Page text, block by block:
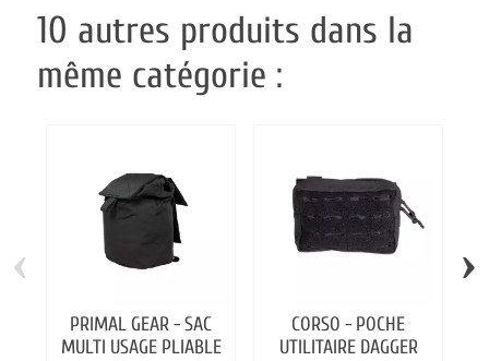
10 autres produits dans la
même catégorie :
PRIMAL GEAR - SAC
MULTI USAGE PLIABLE
CORSO - POCHE
UTILITAIRE DAGGER
‹ ›